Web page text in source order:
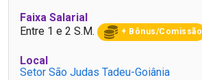
Faixa Salarial
Entre 1 e 2 S.M.
+ Bônus/Comissão
Local
Setor São Judas Tadeu-Goiânia